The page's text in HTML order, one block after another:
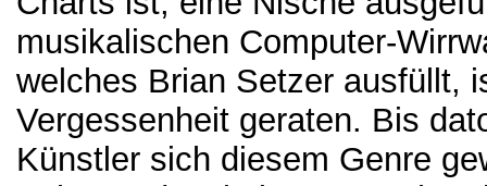
musikalischen Computer-
welches Brian Setzer ausfüllt,
Vergessenheit geraten. Bis
Künstler sich diesem Genre